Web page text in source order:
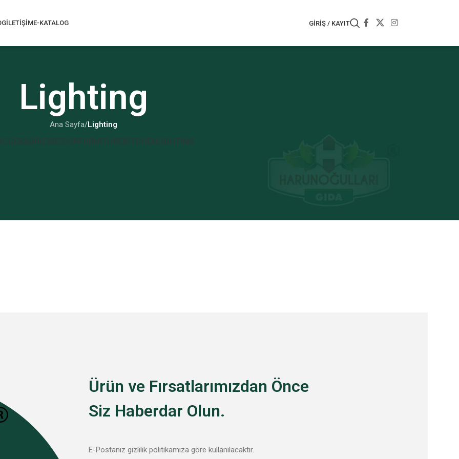
İLETIŞIME-KATALOG GIRIŞ / KAYIT
Lighting
Ana Sayfa/Lighting
DECOR KITCHEN LIGHTING
Ürün ve Fırsatlarımızdan Önce
Siz Haberdar Olun.
E-Postanız gizlilik politikamıza göre kullanılacaktır.